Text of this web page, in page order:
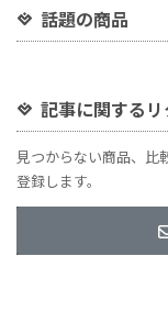
話題の商品
記事に関する
見つからない商品、比
登録します。